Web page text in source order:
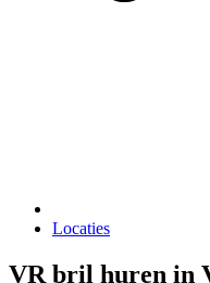
Locaties
VR bril huren in